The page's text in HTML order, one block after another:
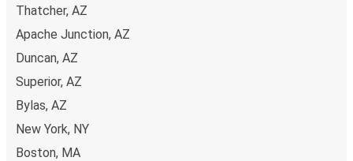
PayPal, Google Pay ou encore Apple Pay. Vous pouvez
lorsque vous montez à bord du bus).
Thatcher, AZ
Apache Junction, AZ
Duncan, AZ
Superior, AZ
Bylas, AZ
New York, NY
Boston, MA